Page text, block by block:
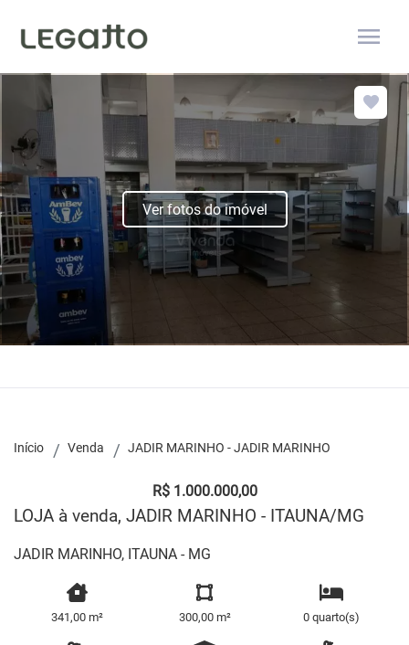
menu
Ver fotos do imóvel
Início Venda JADIR MARINHO - JADIR MARINHO
R$ 1.000.000,00
LOJA à venda, JADIR MARINHO - ITAUNA/MG
JADIR MARINHO, ITAUNA - MG
341,00 m² 300,00 m² 0 quarto(s)